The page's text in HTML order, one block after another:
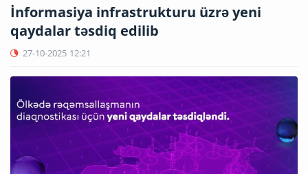
İnformasiya infrastrukturu üzrə yeni
qaydalar təsdiq edilib
27-10-2025 12:21